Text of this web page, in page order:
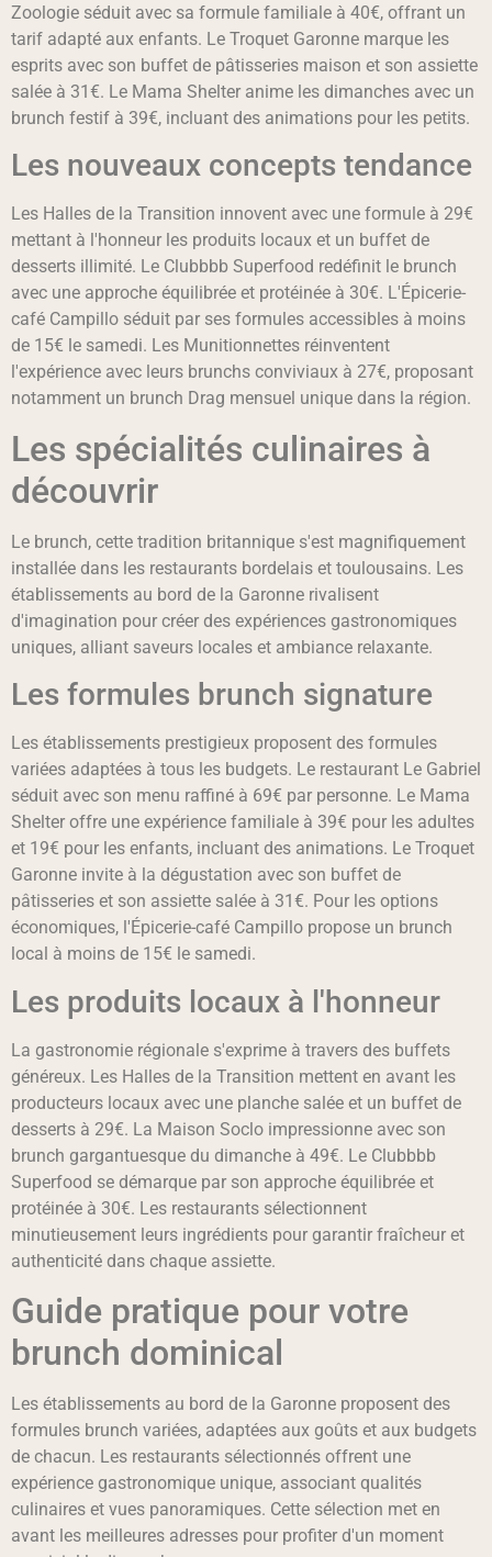
Zoologie séduit avec sa formule familiale à 40€, offrant un
tarif adapté aux enfants. Le Troquet Garonne marque les
esprits avec son buffet de pâtisseries maison et son assiette
salée à 31€. Le Mama Shelter anime les dimanches avec un
brunch festif à 39€, incluant des animations pour les petits.
Les nouveaux concepts tendance
Les Halles de la Transition innovent avec une formule à 29€
mettant à l'honneur les produits locaux et un buffet de
desserts illimité. Le Clubbbb Superfood redéfinit le brunch
avec une approche équilibrée et protéinée à 30€. L'Épicerie-
café Campillo séduit par ses formules accessibles à moins
de 15€ le samedi. Les Munitionnettes réinventent
l'expérience avec leurs brunchs conviviaux à 27€, proposant
notamment un brunch Drag mensuel unique dans la région.
Les spécialités culinaires à
découvrir
Le brunch, cette tradition britannique s'est magnifiquement
installée dans les restaurants bordelais et toulousains. Les
établissements au bord de la Garonne rivalisent
d'imagination pour créer des expériences gastronomiques
uniques, alliant saveurs locales et ambiance relaxante.
Les formules brunch signature
Les établissements prestigieux proposent des formules
variées adaptées à tous les budgets. Le restaurant Le Gabriel
séduit avec son menu raffiné à 69€ par personne. Le Mama
Shelter offre une expérience familiale à 39€ pour les adultes
et 19€ pour les enfants, incluant des animations. Le Troquet
Garonne invite à la dégustation avec son buffet de
pâtisseries et son assiette salée à 31€. Pour les options
économiques, l'Épicerie-café Campillo propose un brunch
local à moins de 15€ le samedi.
Les produits locaux à l'honneur
La gastronomie régionale s'exprime à travers des buffets
généreux. Les Halles de la Transition mettent en avant les
producteurs locaux avec une planche salée et un buffet de
desserts à 29€. La Maison Soclo impressionne avec son
brunch gargantuesque du dimanche à 49€. Le Clubbbb
Superfood se démarque par son approche équilibrée et
protéinée à 30€. Les restaurants sélectionnent
minutieusement leurs ingrédients pour garantir fraîcheur et
authenticité dans chaque assiette.
Guide pratique pour votre
brunch dominical
Les établissements au bord de la Garonne proposent des
formules brunch variées, adaptées aux goûts et aux budgets
de chacun. Les restaurants sélectionnés offrent une
expérience gastronomique unique, associant qualités
culinaires et vues panoramiques. Cette sélection met en
avant les meilleures adresses pour profiter d'un moment